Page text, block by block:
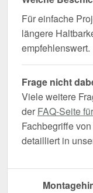
Für einfache
längere
empfehlenswert.
Frage nicht
Viele weitere
der FAQ-Seite
Fachbegriffe
detailliert in